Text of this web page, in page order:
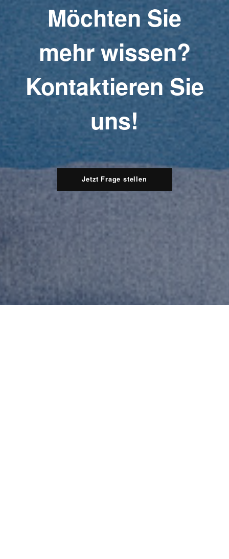
Möchten Sie
mehr wissen?
Kontaktieren Sie
uns!
Jetzt Frage stellen